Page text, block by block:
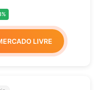
LIVRE